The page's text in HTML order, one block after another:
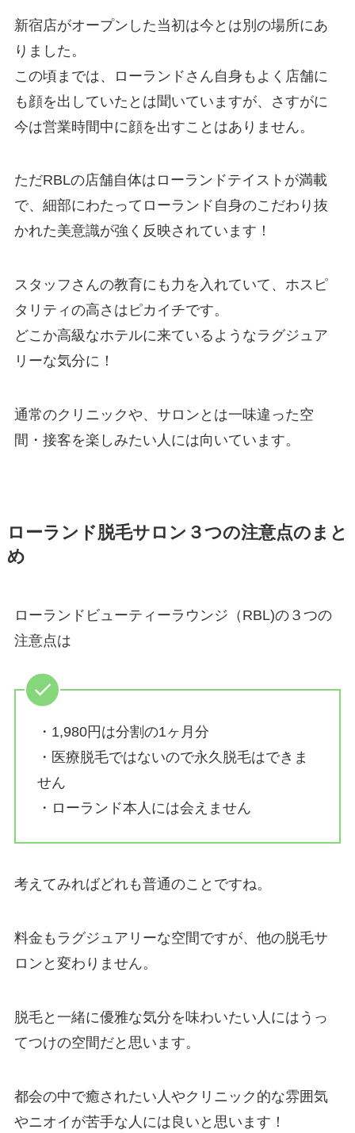
新宿店がオープンした当初は今とは別の場所にあ
りました。
この頃までは、ローランドさん自身もよく店舗に
も顔を出していたとは聞いていますが、さすがに
今は営業時間中に顔を出すことはありません。
ただRBLの店舗自体はローランドテイストが満載
で、細部にわたってローランド自身のこだわり抜
かれた美意識が強く反映されています！
スタッフさんの教育にも力を入れていて、ホスピ
タリティの高さはピカイチです。
どこか高級なホテルに来ているようなラグジュア
リーな気分に！
通常のクリニックや、サロンとは一味違った空
間・接客を楽しみたい人には向いています。
ローランド脱毛サロン３つの注意点のまと
め
ローランドビューティーラウンジ（RBL)の３つの
注意点は
・1,980円は分割の1ヶ月分
・医療脱毛ではないので永久脱毛はできま
せん
・ローランド本人には会えません
考えてみればどれも普通のことですね。
料金もラグジュアリーな空間ですが、他の脱毛サ
ロンと変わりません。
脱毛と一緒に優雅な気分を味わいたい人にはうっ
てつけの空間だと思います。
都会の中で癒されたい人やクリニック的な雰囲気
やニオイが苦手な人には良いと思います！